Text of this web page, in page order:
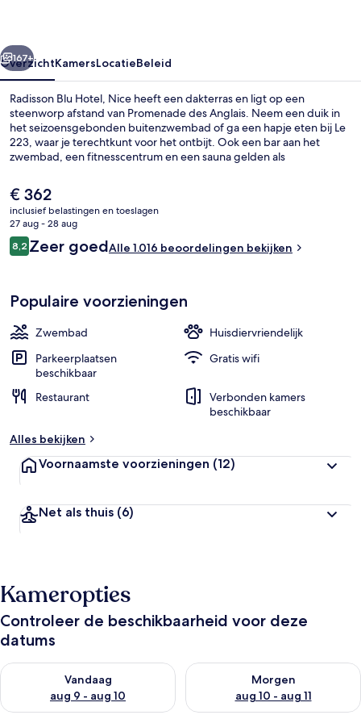
Volgende
167+
OverzichtKamersLocatieBeleid
Radisson Blu Hotel, Nice heeft een dakterras en ligt op een
steenworp afstand van Promenade des Anglais. Neem een duik in
het seizoensgebonden buitenzwembad of ga een hapje eten bij Le
223, waar je terechtkunt voor het ontbijt. Ook een bar aan het
zwembad, een fitnesscentrum en een sauna gelden als
openbaar vervoer: het is 3 minuten lopen naar Tramstation Sainte-
Hélène en 4 minuten naar Fabron Tramhalte.
De
huidige
prijs
is
€ 362
€ 362
inclusief belastingen en toeslagen
27 aug - 28 aug
Beoordelingen
8,28,2 op 10 –
Zeer goedAlle 1.016 beoordelingen bekijken
Populaire voorzieningen
Zwembad
Huisdiervriendelijk
Parkeerplaatsen
beschikbaar
Gratis wifi
Restaurant
Verbonden kamers
beschikbaar
Alles bekijken
Voornaamste voorzieningen (12)
Net als thuis (6)
Kameropties
Controleer de beschikbaarheid voor deze
datums
Vandaag
aug 9 - aug 10
De beschikbaarheid controleren voor vanavond aug 9 - aug
Morgen
aug 10 - aug 11
De beschikbaarheid